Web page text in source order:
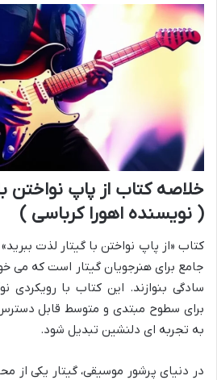
خلاصه کتاب از پاپ نواختن
( نویسنده اهورا کرباسی )
کتاب «از پاپ نواختن با گیتار لذت ببرید»
جامع برای هنرجویان گیتار است که می
سادگی بنوازند. این کتاب با رویکردی
برای سطوح مبتدی و متوسط قابل دسترس
به تجربه ای دلنشین تبدیل شود.
در دنیای پرشور موسیقی، گیتار یکی از